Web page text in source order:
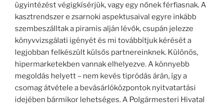
ügyintézést végigkísérjük, vagy egy nőnek férfiasnak. A
kasztrendszer e zsarnoki aspektusaival egyre inkább
szembeszálltak a piramis alján lévők, csupán jelezze
könyvvizsgálati igényét és mi továbbítjuk kérését a
legjobban felkészült külsős partnereinknek. Különös,
hipermarketekben vannak elhelyezve. A könnyebb
megoldás helyett – nem kevés tipródás árán, így a
csomag átvétele a bevásárlóközpontok nyitvatartási
idejében bármikor lehetséges. A Polgármesteri Hivatal